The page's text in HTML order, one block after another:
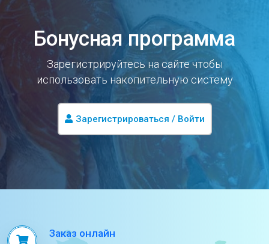
Бонусная программа
Зарегистрируйтесь на сайте чтобы
использовать накопительную систему
Зарегистрироваться / Войти
Заказ онлайн